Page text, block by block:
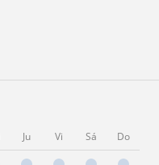
Ju Vi Sá Do